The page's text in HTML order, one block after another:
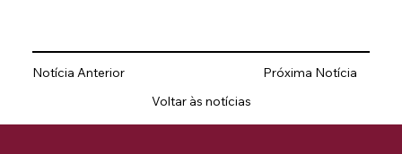
Notícia Anterior
Voltar às notícias
Próxima Notícia